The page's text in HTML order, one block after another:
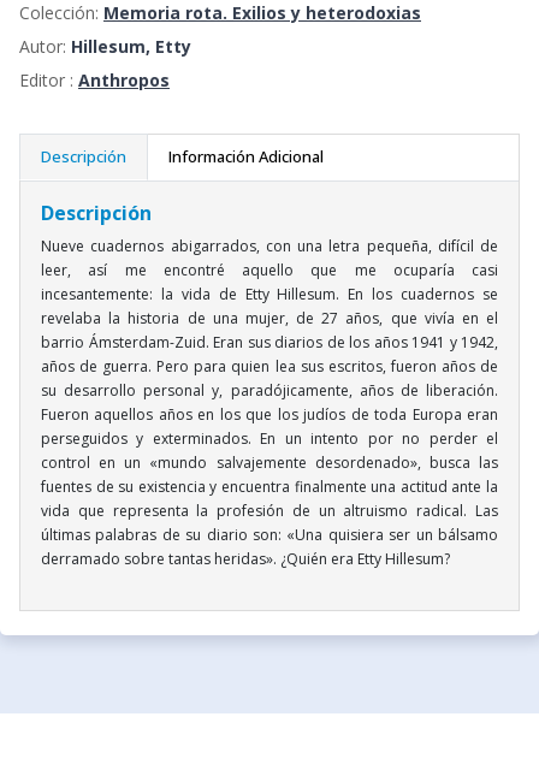
Colección: Memoria rota. Exilios y heterodoxias
Autor: Hillesum, Etty
Editor : Anthropos
Descripción Información Adicional
Descripción
Nueve cuadernos abigarrados, con una letra pequeña, difícil de
leer, así me encontré aquello que me ocuparía casi
incesantemente: la vida de Etty Hillesum. En los cuadernos se
revelaba la historia de una mujer, de 27 años, que vivía en el
barrio Ámsterdam-Zuid. Eran sus diarios de los años 1941 y 1942,
años de guerra. Pero para quien lea sus escritos, fueron años de
su desarrollo personal y, paradójicamente, años de liberación.
Fueron aquellos años en los que los judíos de toda Europa eran
perseguidos y exterminados. En un intento por no perder el
control en un «mundo salvajemente desordenado», busca las
fuentes de su existencia y encuentra finalmente una actitud ante la
vida que representa la profesión de un altruismo radical. Las
últimas palabras de su diario son: «Una quisiera ser un bálsamo
derramado sobre tantas heridas». ¿Quién era Etty Hillesum?